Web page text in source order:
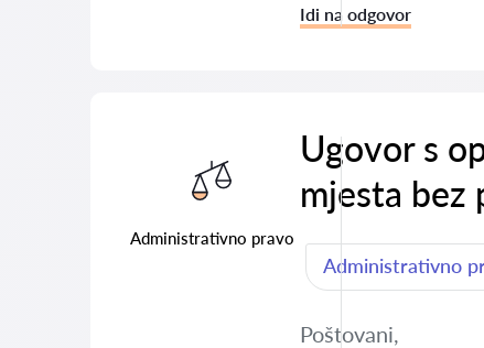
Idi na odgovor
Administrativno pravo
Ugovor s
mjesta bez
Administrativno
Poštovani,